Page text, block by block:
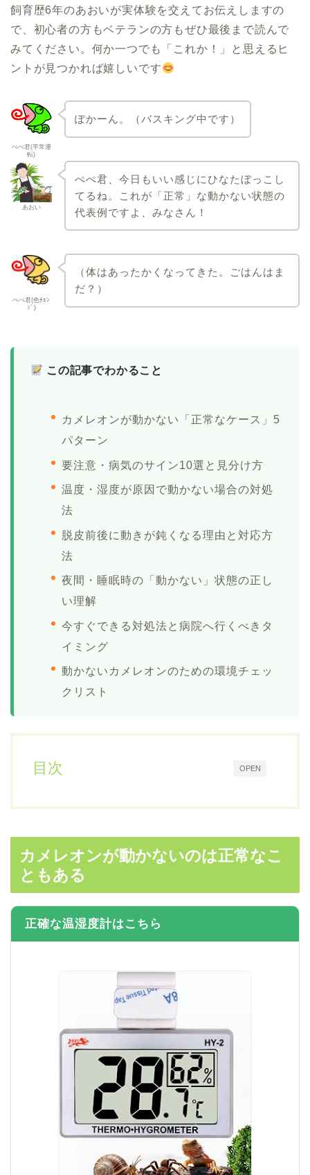
飼育歴6年のあおいが実体験を交えてお伝えしますの
で、初心者の方もベテランの方もぜひ最後まで読んで
みてください。何か一つでも「これか！」と思えるヒ
ントが見つかれば嬉しいです
ぺぺ君(平常運
転)
ぽかーん。（バスキング中です）
あおい
ぺぺ君、今日もいい感じにひなたぼっこし
てるね。これが「正常」な動かない状態の
代表例ですよ、みなさん！
ぺぺ君(色ﾁｪﾝ
ｼﾞ)
（体はあったかくなってきた。ごはんはま
だ？）
この記事でわかること
カメレオンが動かない「正常なケース」5
パターン
要注意・病気のサイン10選と見分け方
温度・湿度が原因で動かない場合の対処
法
脱皮前後に動きが鈍くなる理由と対応方
法
夜間・睡眠時の「動かない」状態の正し
い理解
今すぐできる対処法と病院へ行くべきタ
イミング
動かないカメレオンのための環境チェッ
クリスト
OPEN
目次
カメレオンが動かないのは正常なこ
ともある
正確な温湿度計はこちら